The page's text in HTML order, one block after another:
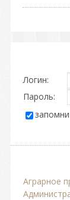
Логин:
Пароль:
Аграрное